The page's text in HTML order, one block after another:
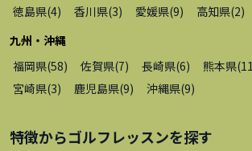
徳島県(4) 香川県(3) 愛媛県(9) 高知県(2)
九州・沖縄
福岡県(58) 佐賀県(7) 長崎県(6) 熊本県(11
宮崎県(3) 鹿児島県(9) 沖縄県(9)
特徴からゴルフレッスンを探す